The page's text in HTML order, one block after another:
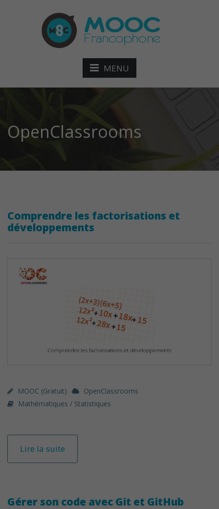
MENU
OpenClassrooms
Comprendre les factorisations et
développements
MOOC (gratuit)
OpenClassrooms
Mathématiques / Statistiques
Lire la suite
Gérer son code avec Git et GitHub